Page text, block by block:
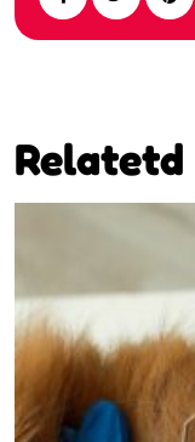
Relatetd